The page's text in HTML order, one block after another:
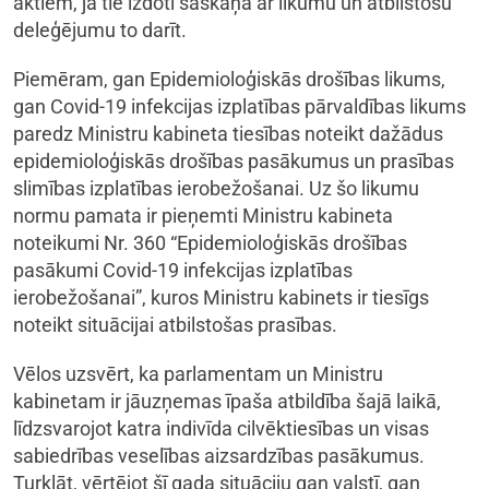
deleģējumu to darīt.
Piemēram, gan Epidemioloģiskās drošības likums,
gan Covid-19 infekcijas izplatības pārvaldības likums
paredz Ministru kabineta tiesības noteikt dažādus
epidemioloģiskās drošības pasākumus un prasības
slimības izplatības ierobežošanai. Uz šo likumu
normu pamata ir pieņemti Ministru kabineta
noteikumi Nr. 360 “Epidemioloģiskās drošības
pasākumi Covid-19 infekcijas izplatības
ierobežošanai”, kuros Ministru kabinets ir tiesīgs
noteikt situācijai atbilstošas prasības.
Vēlos uzsvērt, ka parlamentam un Ministru
kabinetam ir jāuzņemas īpaša atbildība šajā laikā,
līdzsvarojot katra indivīda cilvēktiesības un visas
sabiedrības veselības aizsardzības pasākumus.
Turklāt, vērtējot šī gada situāciju gan valstī, gan